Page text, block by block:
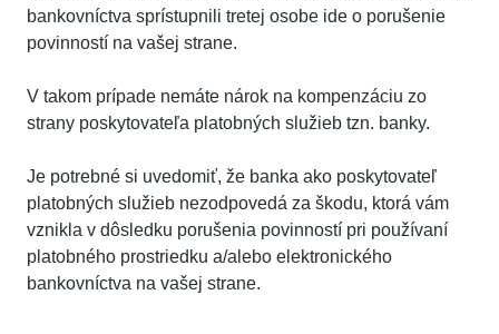
bankovníctva sprístupnili tretej osobe ide o porušenie
povinností na vašej strane.
V takom prípade nemáte nárok na kompenzáciu zo
strany poskytovateľa platobných služieb tzn. banky.
Je potrebné si uvedomiť, že banka ako poskytovateľ
platobných služieb nezodpovedá za škodu, ktorá vám
vznikla v dôsledku porušenia povinností pri používaní
platobného prostriedku a/alebo elektronického
bankovníctva na vašej strane.